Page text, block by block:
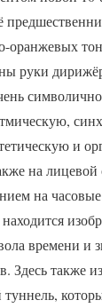
оранжевых
руки
и
на лицевой
на
времени и
Здесь также